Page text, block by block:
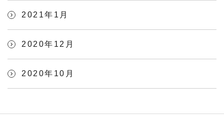
2021年1月
2020年12月
2020年10月